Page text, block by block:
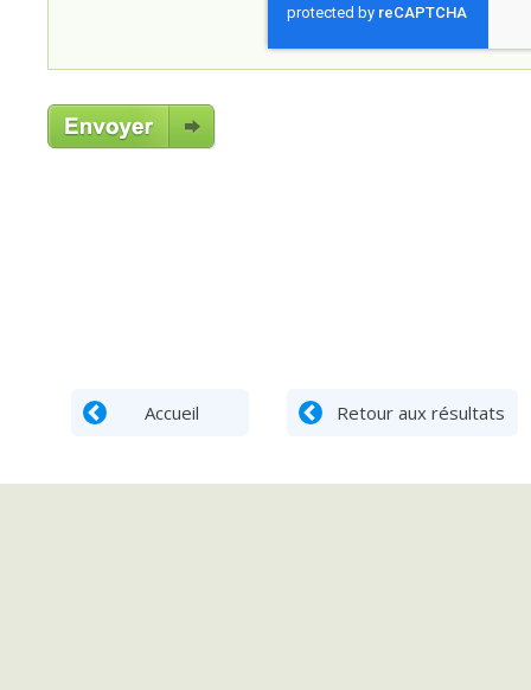
Accueil Retour aux résultats